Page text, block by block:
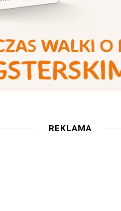
REKLAMA